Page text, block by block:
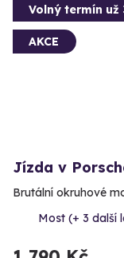
Volný termín už
AKCE
Jízda v
Brutální okruhové
Most (+ 3 další